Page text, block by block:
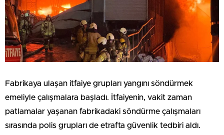
Fabrikaya ulaşan itfaiye grupları yangını söndürmek
emeliyle çalışmalara başladı. İtfaiyenin, vakit zaman
patlamalar yaşanan fabrikadaki söndürme çalışmaları
sırasında polis grupları de etrafta güvenlik tedbiri aldı.